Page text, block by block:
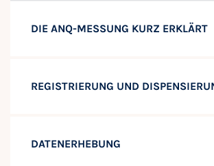
DIE ANQ-MESSUNG KURZ ERKLÄRT
REGISTRIERUNG UND
DATENERHEBUNG